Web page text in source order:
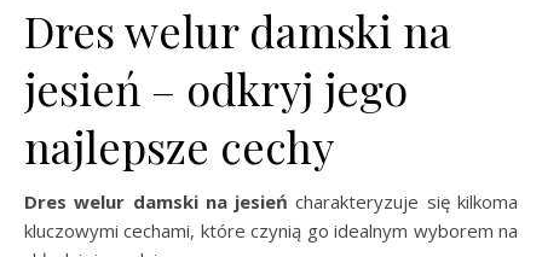
Dres welur damski na
jesień – odkryj jego
najlepsze cechy
Dres welur damski na jesień charakteryzuje się kilkoma
kluczowymi cechami, które czynią go idealnym wyborem na